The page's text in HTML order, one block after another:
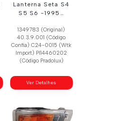
Lanterna Seta S4
S5 S6 -1995…
1349783 (Original)
40.3.9.001 (Código
Confia) C24-0015 (Wtk
Import) Pl14460202
(Código Pradolux)
Ver Detalhes